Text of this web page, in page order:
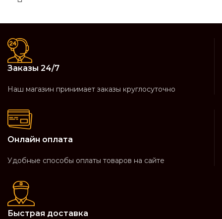
Заказы 24/7
Наш магазин принимает заказы круглосуточно
Онлайн оплата
Удобные способы оплаты товаров на сайте
Быстрая доставка